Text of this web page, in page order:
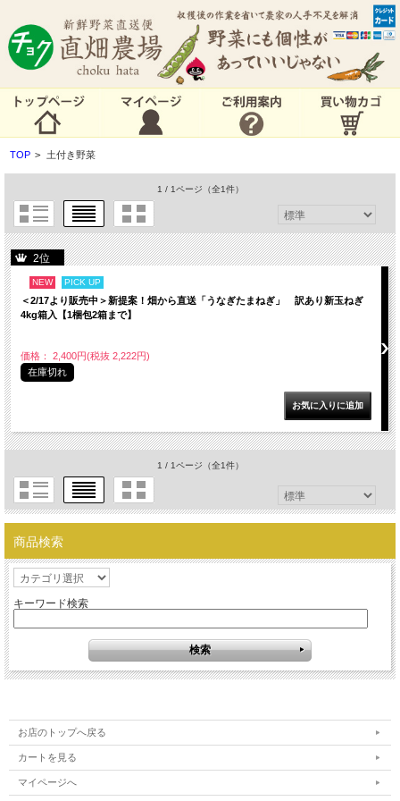
TOP > 土付き野菜
1 / 1ページ （全1件）
2位
NEW PICK UP
＜2/17より販売中＞新提案！畑から直送「うなぎたまねぎ」 訳あり新玉ねぎ
4kg箱入【1梱包2箱まで】
価格： 2,400円(税抜 2,222円)
在庫切れ
1 / 1ページ （全1件）
商品検索
キーワード検索
お店のトップへ戻る
カートを見る
マイページへ